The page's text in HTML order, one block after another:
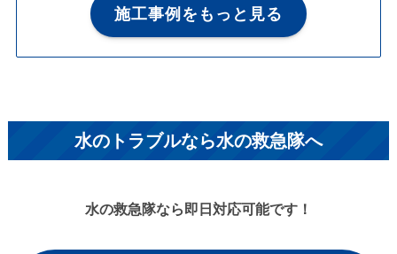
施工事例をもっと見る
水のトラブルなら水の救急隊へ
水の救急隊なら即日対応可能です！